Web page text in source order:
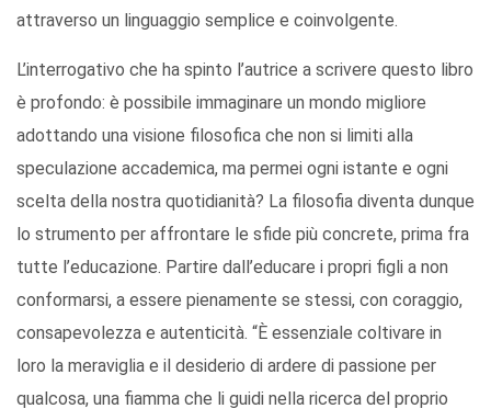
attraverso un linguaggio semplice e coinvolgente.
L’interrogativo che ha spinto l’autrice a scrivere questo libro
è profondo: è possibile immaginare un mondo migliore
adottando una visione filosofica che non si limiti alla
speculazione accademica, ma permei ogni istante e ogni
scelta della nostra quotidianità? La filosofia diventa dunque
lo strumento per affrontare le sfide più concrete, prima fra
tutte l’educazione. Partire dall’educare i propri figli a non
conformarsi, a essere pienamente se stessi, con coraggio,
consapevolezza e autenticità. “È essenziale coltivare in
loro la meraviglia e il desiderio di ardere di passione per
qualcosa, una fiamma che li guidi nella ricerca del proprio